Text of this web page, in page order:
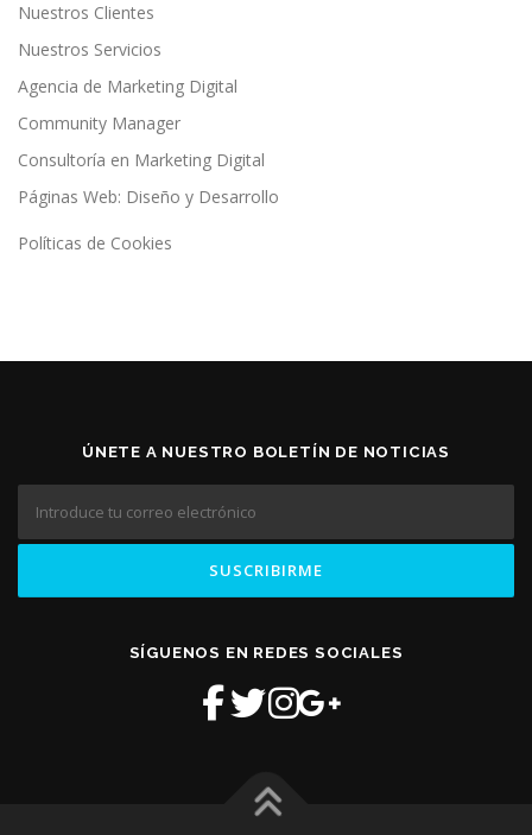
Nuestros Clientes
Nuestros Servicios
Agencia de Marketing Digital
Community Manager
Consultoría en Marketing Digital
Páginas Web: Diseño y Desarrollo
Políticas de Cookies
ÚNETE A NUESTRO BOLETÍN DE NOTICIAS
SÍGUENOS EN REDES SOCIALES